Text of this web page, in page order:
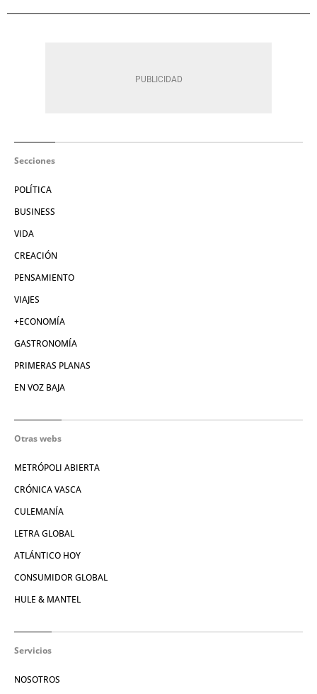
Secciones
POLÍTICA
BUSINESS
VIDA
CREACIÓN
PENSAMIENTO
VIAJES
+ECONOMÍA
GASTRONOMÍA
PRIMERAS PLANAS
EN VOZ BAJA
Otras webs
METRÓPOLI ABIERTA
CRÓNICA VASCA
CULEMANÍA
LETRA GLOBAL
ATLÁNTICO HOY
CONSUMIDOR GLOBAL
HULE & MANTEL
Servicios
NOSOTROS